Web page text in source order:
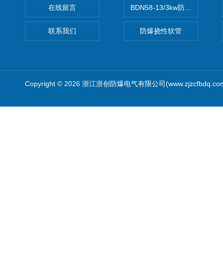
在线留言
联系我们
BDN58-13/3kw防爆电热油汀
防爆挠性软管
Copyright © 2026 浙江浙创防爆电气有限公司